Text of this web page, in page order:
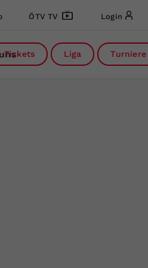
ÖTV TV Login
Tickets Liga Turniere